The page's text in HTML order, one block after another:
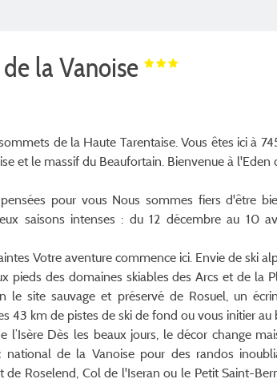
la Vanoise
de la Haute Tarentaise. Vous êtes ici à
et le massif du Beaufortain. Bienvenue à
pour vous Nous sommes fiers d'être
saisons intenses : du 12 décembre au 10
Votre aventure commence ici. Envie de ski
des domaines skiables des Arcs et de la
le site sauvage et préservé de Rosuel, un
43 km de pistes de ski de fond ou vous initier au
l’Isère Dès les beaux jours, le décor change
de la Vanoise pour des randos
Roselend, Col de l'Iseran ou le Petit Saint-